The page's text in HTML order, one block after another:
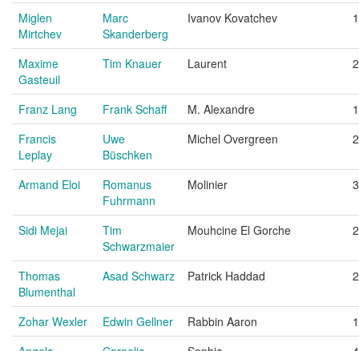
Miglen
Mirtchev
Marc
Skanderberg
Ivanov Kovatchev
Maxime
Gasteuil
Tim Knauer Laurent
Franz Lang Frank Schaff M. Alexandre
Francis
Leplay
Uwe
Büschken
Michel Overgreen 2
Armand Eloi
Romanus
Fuhrmann
Molinier
Sidi Mejai
Tim
Schwarzmaier
Mouhcine El Gorche
Thomas
Blumenthal
Asad Schwarz Patrick Haddad 2
Zohar Wexler Edwin Gellner Rabbin Aaron